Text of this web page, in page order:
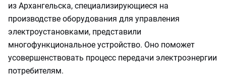
из Архангельска, специализирующиеся на
производстве оборудования для управления
электроустановками, представили
многофункциональное устройство. Оно поможет
усовершенствовать процесс передачи электроэнергии
потребителям.